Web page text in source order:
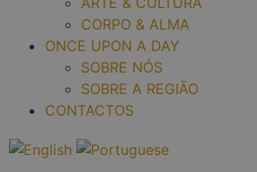
CORPO & ALMA
ONCE UPON A DAY
SOBRE NÓS
SOBRE A REGIÃO
CONTACTOS